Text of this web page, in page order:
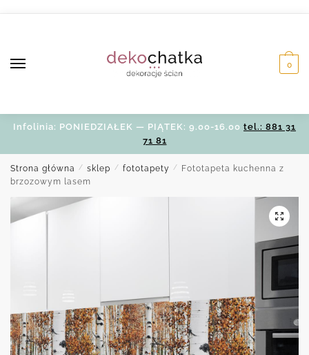
0
Infolinia: PONIEDZIAŁEK — PIĄTEK: 9.00-16.00 tel.: 881 31
71 81
Strona główna / sklep / fototapety /
Fototapeta kuchenna z
brzozowym lasem